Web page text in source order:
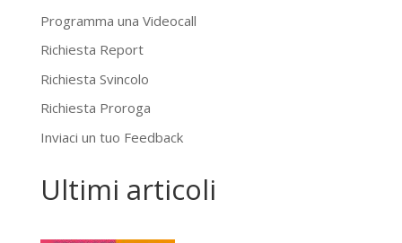
Programma una Videocall
Richiesta Report
Richiesta Svincolo
Richiesta Proroga
Inviaci un tuo Feedback
Ultimi articoli